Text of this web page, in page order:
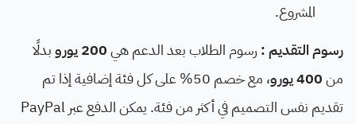
المشروع.
رسوم التقديم : رسوم الطلاب بعد الدعم هي200 يورو
بدلًا
من400 يورو
، مع خصم 50% على كل فئة إضافية إذا تم
تقديم نفس التصميم في أكثر من فئة. يمكن الدفع عبر PayPal